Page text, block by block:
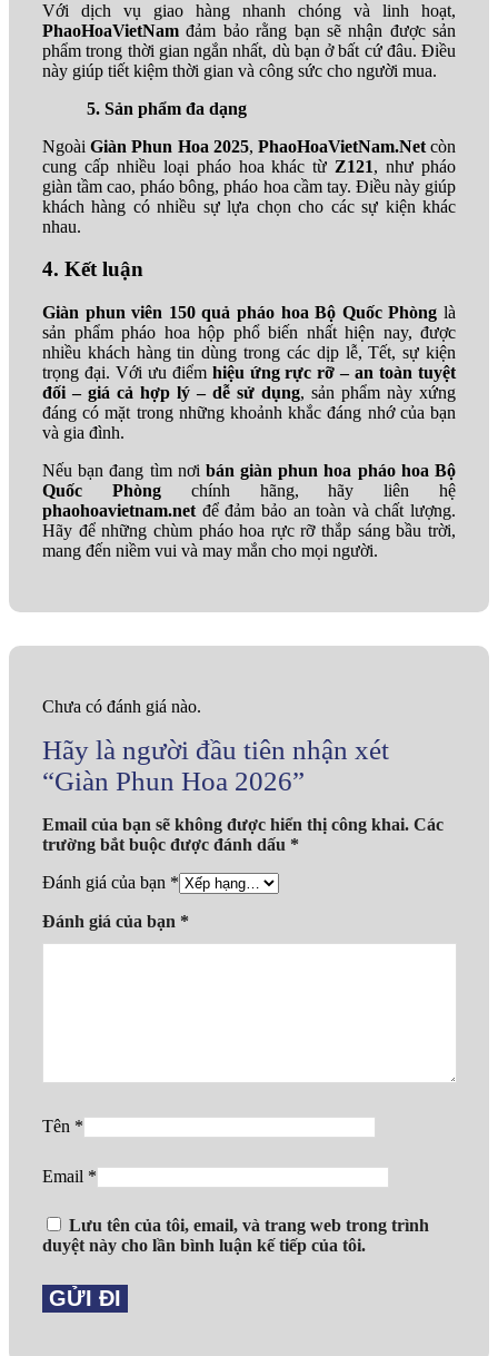
Với dịch vụ giao hàng nhanh chóng và linh hoạt,
PhaoHoaVietNam đảm bảo rằng bạn sẽ nhận được sản
phẩm trong thời gian ngắn nhất, dù bạn ở bất cứ đâu. Điều
này giúp tiết kiệm thời gian và công sức cho người mua.
5. Sản phẩm đa dạng
NgoàiGiàn Phun Hoa 2025, PhaoHoaVietNam.Netcòn
cung cấp nhiều loại pháo hoa khác từ Z121, như pháo
giàn tầm cao, pháo bông, pháo hoa cầm tay. Điều này giúp
khách hàng có nhiều sự lựa chọn cho các sự kiện khác
nhau.
4. Kết luận
Giàn phun viên 150 quả pháo hoa Bộ Quốc Phòng là
sản phẩm pháo hoa hộp phổ biến nhất hiện nay, được
nhiều khách hàng tin dùng trong các dịp lễ, Tết, sự kiện
trọng đại. Với ưu điểm hiệu ứng rực rỡ – an toàn tuyệt
đối – giá cả hợp lý – dễ sử dụng, sản phẩm này xứng
đáng có mặt trong những khoảnh khắc đáng nhớ của bạn
và gia đình.
Nếu bạn đang tìm nơi bán giàn phun hoa pháo hoa Bộ
Quốc Phòngchính hãng, hãy liên hệ
phaohoavietnam.net để đảm bảo an toàn và chất lượng.
Hãy để những chùm pháo hoa rực rỡ thắp sáng bầu trời,
mang đến niềm vui và may mắn cho mọi người.
Chưa có đánh giá nào.
Hãy là người đầu tiên nhận xét
“Giàn Phun Hoa 2026”
Email của bạn sẽ không được hiển thị công khai. Các
trường bắt buộc được đánh dấu *
Đánh giá của bạn *
Đánh giá của bạn *
Tên *
Email *
Lưu tên của tôi, email, và trang web trong trình
duyệt này cho lần bình luận kế tiếp của tôi.